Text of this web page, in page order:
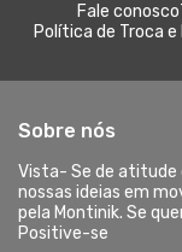
Fale conosco
Política de Troca e
Sobre nós
Vista- Se de atitude
nossas ideias em
pela Montinik. Se
Positive-se